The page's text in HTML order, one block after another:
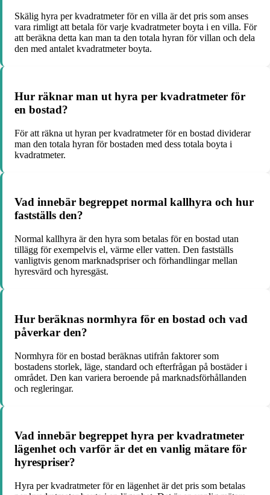
Skälig hyra per kvadratmeter för en villa är det pris som anses
vara rimligt att betala för varje kvadratmeter boyta i en villa. För
att beräkna detta kan man ta den totala hyran för villan och dela
den med antalet kvadratmeter boyta.
Hur räknar man ut hyra per kvadratmeter för
en bostad?
För att räkna ut hyran per kvadratmeter för en bostad dividerar
man den totala hyran för bostaden med dess totala boyta i
kvadratmeter.
Vad innebär begreppet normal kallhyra och hur
fastställs den?
Normal kallhyra är den hyra som betalas för en bostad utan
tillägg för exempelvis el, värme eller vatten. Den fastställs
vanligtvis genom marknadspriser och förhandlingar mellan
hyresvärd och hyresgäst.
Hur beräknas normhyra för en bostad och vad
påverkar den?
Normhyra för en bostad beräknas utifrån faktorer som
bostadens storlek, läge, standard och efterfrågan på bostäder i
området. Den kan variera beroende på marknadsförhållanden
och regleringar.
Vad innebär begreppet hyra per kvadratmeter
lägenhet och varför är det en vanlig mätare för
hyrespriser?
Hyra per kvadratmeter för en lägenhet är det pris som betalas